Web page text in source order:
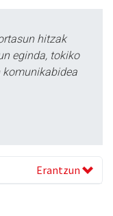
hitzak
eginda, tokiko
komunikabidea
Erantzun